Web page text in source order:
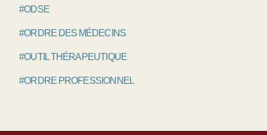
#ODSE
#ORDRE DES MÉDECINS
#OUTIL THÉRAPEUTIQUE
#ORDRE PROFESSIONNEL